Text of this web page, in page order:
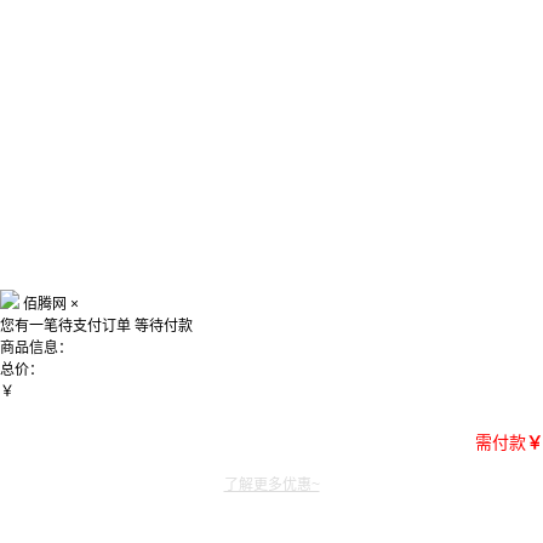
佰腾网 ×
您有一笔待支付订单 等待付款
商品信息：
总价：
￥
需付款￥
了解更多优惠~